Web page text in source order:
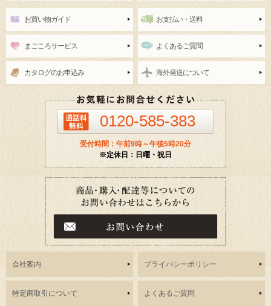
お買い物ガイド お支払い・送料
まごころサービス よくあるご質問
カタログのお申込み 海外発送について
0120-585-383
受付時間：午前9時～午後5時20分
※定休日：日曜・祝日
会社案内 プライバシーポリシー
特定商取引について よくあるご質問